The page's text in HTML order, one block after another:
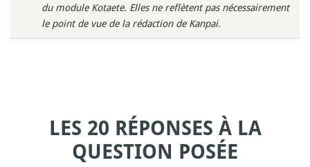
du module Kotaete. Elles ne reflètent pas nécessairement
le point de vue de la rédaction de Kanpai.
LES 20 RÉPONSES À LA
QUESTION POSÉE